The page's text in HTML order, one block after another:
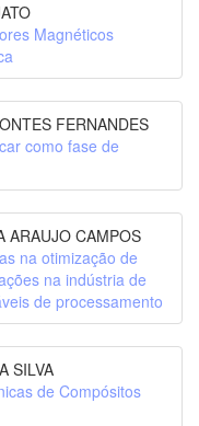
Magnéticos
FERNANDES
como fase de
ARAUJO CAMPOS
na otimização de
na indústria de
de processamento
SILVA
de Compósitos